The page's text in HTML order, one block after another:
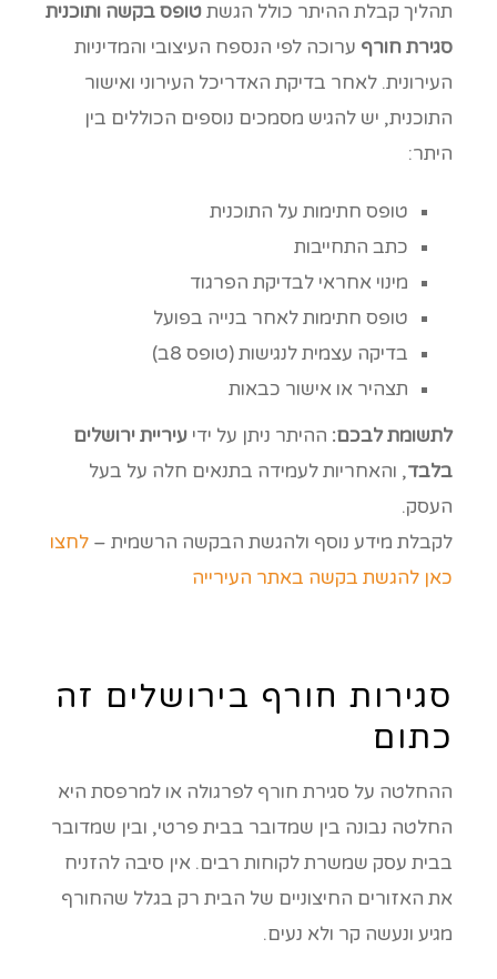
תהליך קבלת ההיתר כולל הגשתטופס בקשה ותוכנית
סגירת חורף ערוכה לפי הנספח העיצובי והמדיניות
העירונית. לאחר בדיקת האדריכל העירוני ואישור
התוכנית, יש להגיש מסמכים נוספים הכוללים בין
היתר:
טופס חתימות על התוכנית
כתב התחייבות
מינוי אחראי לבדיקת הפרגוד
טופס חתימות לאחר בנייה בפועל
בדיקה עצמית לנגישות (טופס 8ב)
תצהיר או אישור כבאות
לתשומת לבכם: ההיתר ניתן על ידי עיריית ירושלים
בלבד, והאחריות לעמידה בתנאים חלה על בעל
העסק.
לקבלת מידע נוסף ולהגשת הבקשה הרשמית – לחצו
כאן להגשת בקשה באתר העירייה
סגירות חורף בירושלים זה
כתום
ההחלטה על סגירת חורף לפרגולה או למרפסת היא
החלטה נבונה בין שמדובר בבית פרטי, ובין שמדובר
בבית עסק שמשרת לקוחות רבים. אין סיבה להזניח
את האזורים החיצוניים של הבית רק בגלל שהחורף
מגיע ונעשה קר ולא נעים.